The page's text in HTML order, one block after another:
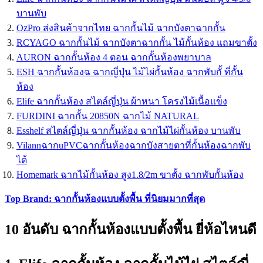
บานพับ
OzPro ส่งสินค้าจากไทย ฉากกั้นไม้ ฉากบังตาฉากกั้น
RCYAGO ฉากกั้นไม้ ฉากบังตาฉากกั้น ไม้กั้นห้อง แถมขาตั้ง
AURON ฉากกั้นห้อง 4 ตอน ฉากกั้นห้องพยาบาล
ESH ฉากกั้นห้องฉ ฉากญี่ปุ่น ไม้ไผ่กั้นห้อง ฉากพับกั้ ที่กั้น
ห้อง
Elife ฉากกั้นห้อง สไตล์ญี่ปุ่น ผ้าหนา โครงไม้เนื้อแข็ง
FURDINI ฉากกั้น 20850N ฉากไม้ NATURAL
Esshelf สไตล์ญี่ปุ่น ฉากกั้นห้อง ฉากไม้ไผ่กั้นห้อง บานพับ
VilannฉากuPVCฉากกั้นห้องฉากบังสายตาที่กั้นห้องฉากพับ
ได้
Homemark ฉากไม้กั้นห้อง สูง1.8/2m ขาตั้ง ฉากพับกั้นห้อง
Top Brand: ฉากกั้นห้องแบบตั้งพื้น ที่นิยมมากที่สุด
10 อันดับ ฉากกั้นห้องแบบตั้งพื้น ยี่ห้อไหนดี